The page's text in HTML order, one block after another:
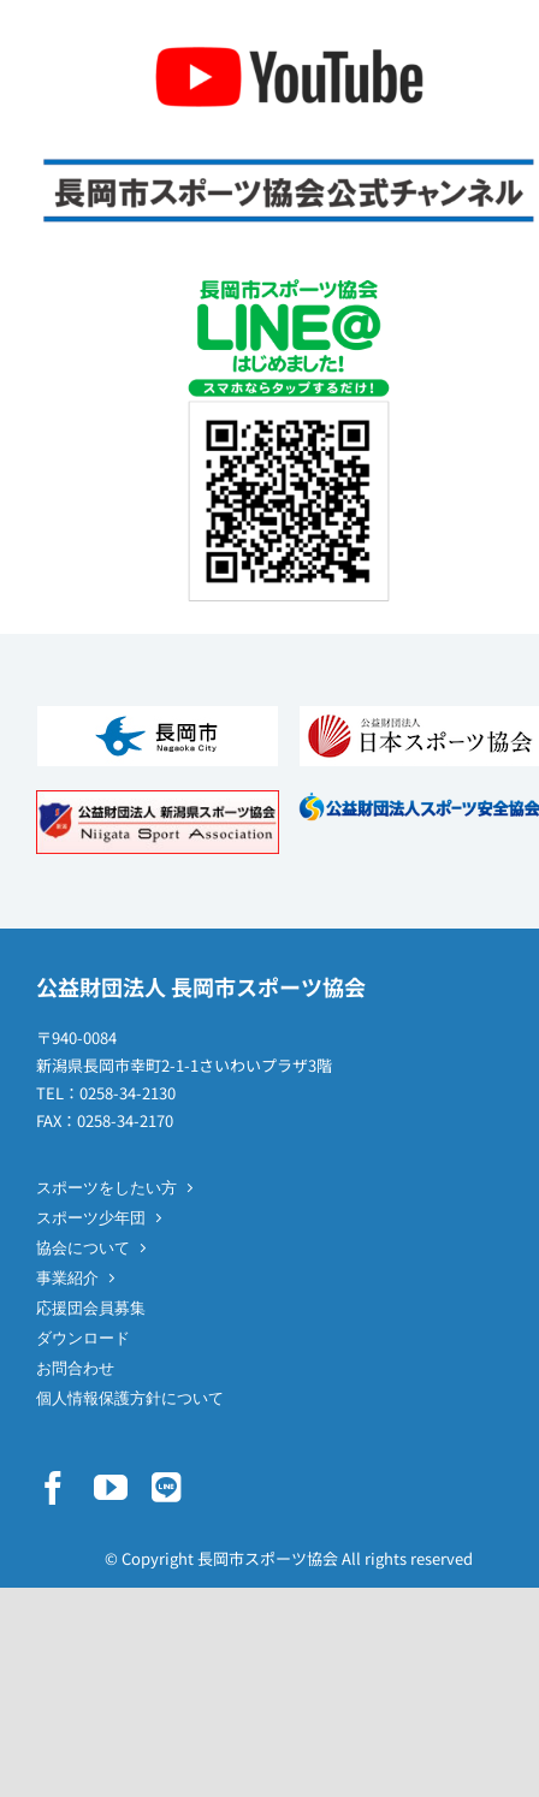
公益財団法人 長岡市スポーツ協会
〒940-0084
新潟県長岡市幸町2-1-1さいわいプラザ3階
TEL：0258-34-2130
FAX：0258-34-2170
スポーツをしたい方
スポーツ少年団
協会について
事業紹介
応援団会員募集
ダウンロード
お問合わせ
個人情報保護方針について
© Copyright 長岡市スポーツ協会 All rights reserved